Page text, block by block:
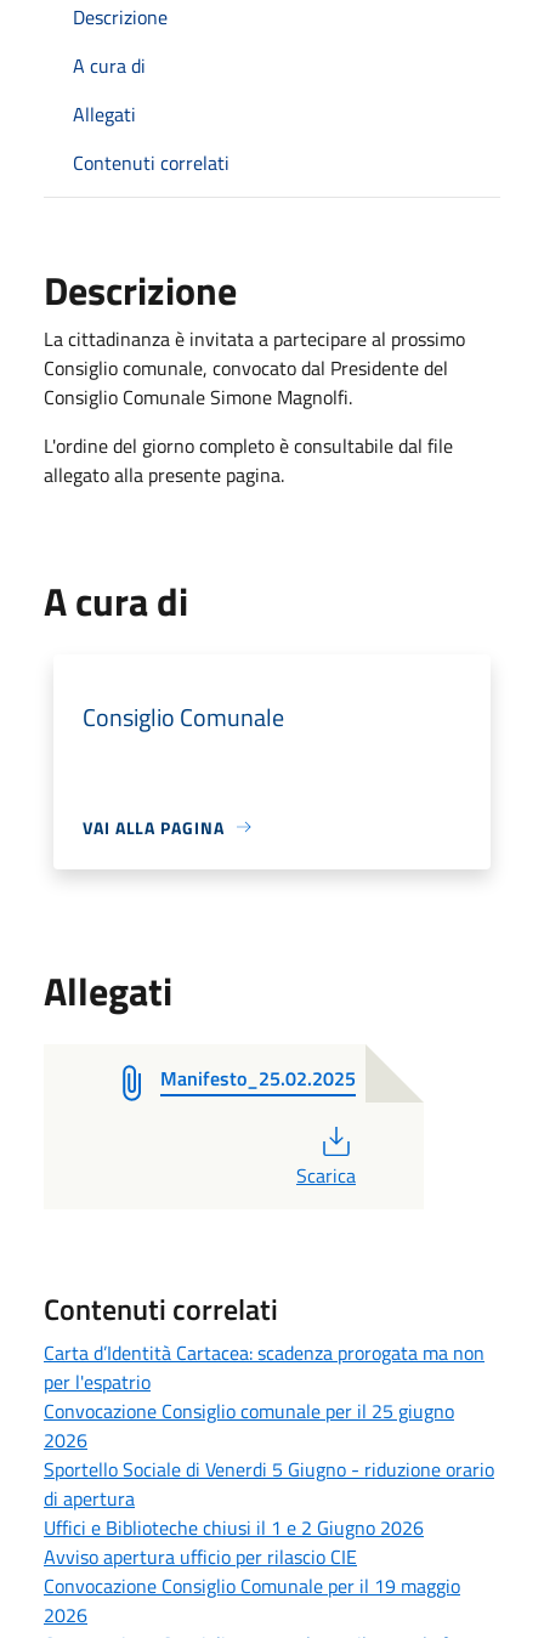
Descrizione
A cura di
Allegati
Contenuti correlati
Descrizione
La cittadinanza è invitata a partecipare al prossimo
Consiglio comunale, convocato dal Presidente del
Consiglio Comunale Simone Magnolfi.
L'ordine del giorno completo è consultabile dal file
allegato alla presente pagina.
A cura di
Consiglio Comunale
VAI ALLA PAGINA
Allegati
Manifesto_25.02.2025
Scarica
Contenuti correlati
Carta d’Identità Cartacea: scadenza prorogata ma non
per l'espatrio
Convocazione Consiglio comunale per il 25 giugno
2026
Sportello Sociale di Venerdi 5 Giugno - riduzione orario
di apertura
Uffici e Biblioteche chiusi il 1 e 2 Giugno 2026
Avviso apertura ufficio per rilascio CIE
Convocazione Consiglio Comunale per il 19 maggio
2026